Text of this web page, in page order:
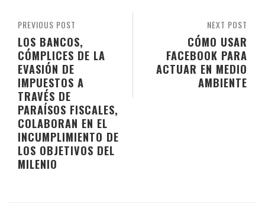
NEXT POST
CÓMO USAR
FACEBOOK PARA
ACTUAR EN MEDIO
AMBIENTE
PREVIOUS POST
LOS BANCOS,
CÓMPLICES DE LA
EVASIÓN DE
IMPUESTOS A
TRAVÉS DE
PARAÍSOS FISCALES,
COLABORAN EN EL
INCUMPLIMIENTO DE
LOS OBJETIVOS DEL
MILENIO